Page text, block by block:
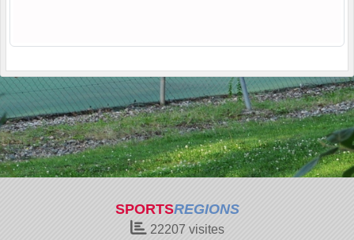
SPORTSREGIONS
22207 visites